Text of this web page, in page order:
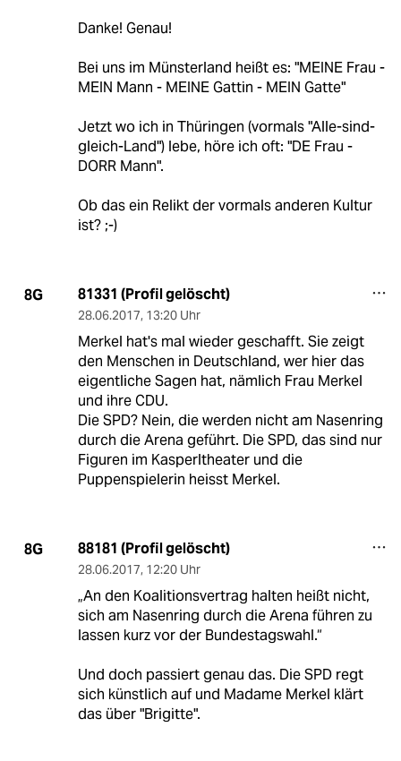
Danke! Genau!
Bei uns im Münsterland heißt es: "MEINE Frau -
MEIN Mann - MEINE Gattin - MEIN Gatte"
Jetzt wo ich in Thüringen (vormals "Alle-sind-
gleich-Land") lebe, höre ich oft: "DE Frau -
DORR Mann".
Ob das ein Relikt der vormals anderen Kultur
ist? ;-)
8G 81331 (Profil gelöscht)
28.06.2017, 13:20 Uhr
Merkel hat's mal wieder geschafft. Sie zeigt
den Menschen in Deutschland, wer hier das
eigentliche Sagen hat, nämlich Frau Merkel
und ihre CDU.
Die SPD? Nein, die werden nicht am Nasenring
durch die Arena geführt. Die SPD, das sind nur
Figuren im Kasperltheater und die
Puppenspielerin heisst Merkel.
8G 88181 (Profil gelöscht)
28.06.2017, 12:20 Uhr
„An den Koalitionsvertrag halten heißt nicht,
sich am Nasenring durch die Arena führen zu
lassen kurz vor der Bundestagswahl.“
Und doch passiert genau das. Die SPD regt
sich künstlich auf und Madame Merkel klärt
das über "Brigitte".